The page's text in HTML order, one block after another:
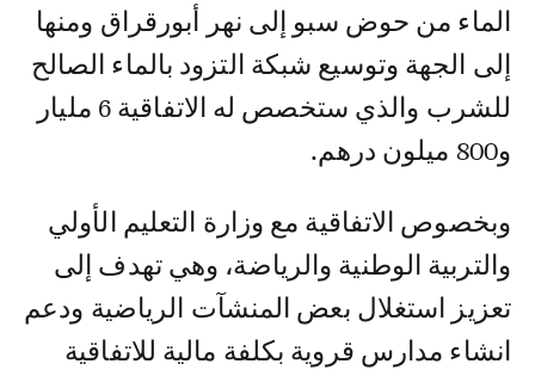
الماء من حوض سبو إلى نهر أبورقراق ومنها
إلى الجهة وتوسيع شبكة التزود بالماء الصالح
للشرب والذي ستخصص له الاتفاقية 6 مليار
و800 ميلون درهم.
وبخصوص الاتفاقية مع وزارة التعليم الأولي
والتربية الوطنية والرياضة، وهي تهدف إلى
تعزيز استغلال بعض المنشآت الرياضية ودعم
انشاء مدارس قروية بكلفة مالية للاتفاقية